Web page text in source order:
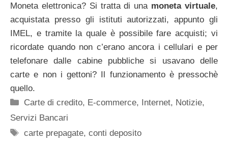
Moneta elettronica? Si tratta di una moneta virtuale,
acquistata presso gli istituti autorizzati, appunto gli
IMEL, e tramite la quale è possibile fare acquisti; vi
ricordate quando non c’erano ancora i cellulari e per
telefonare dalle cabine pubbliche si usavano delle
carte e non i gettoni? Il funzionamento è pressochè
quello.
Categorie
Carte di credito, E-commerce, Internet, Notizie,
Servizi Bancari
Tag
carte prepagate,conti deposito